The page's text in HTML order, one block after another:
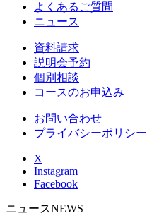
よくあるご質問
ニュース
資料請求
説明会予約
個別相談
コースのお申込み
お問い合わせ
プライバシーポリシー
X
Instagram
Facebook
ニュースNEWS